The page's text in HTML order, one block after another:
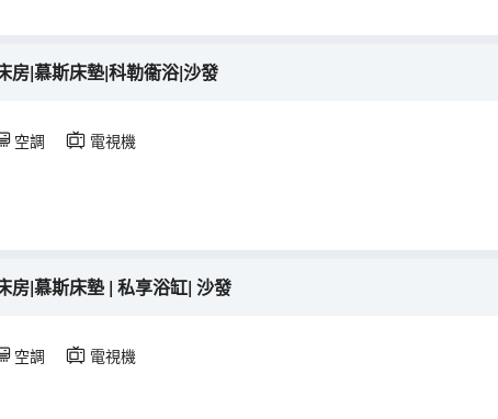
房|慕斯床墊|科勒衞浴|沙發
空調 電視機
房|慕斯床墊 | 私享浴缸| 沙發
空調 電視機